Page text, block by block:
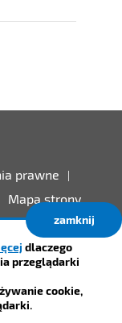
dlaczego
przeglądarki
cookie,
zamknij
prawne
Mapa strony
Projekt: IntraCOM.pl